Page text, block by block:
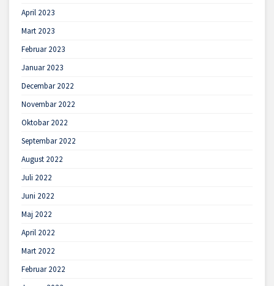
April 2023
Mart 2023
Februar 2023
Januar 2023
Decembar 2022
Novembar 2022
Oktobar 2022
Septembar 2022
August 2022
Juli 2022
Juni 2022
Maj 2022
April 2022
Mart 2022
Februar 2022